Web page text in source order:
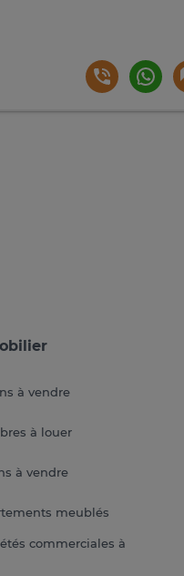
à vendre
à louer
à vendre
meublés
commerciales à